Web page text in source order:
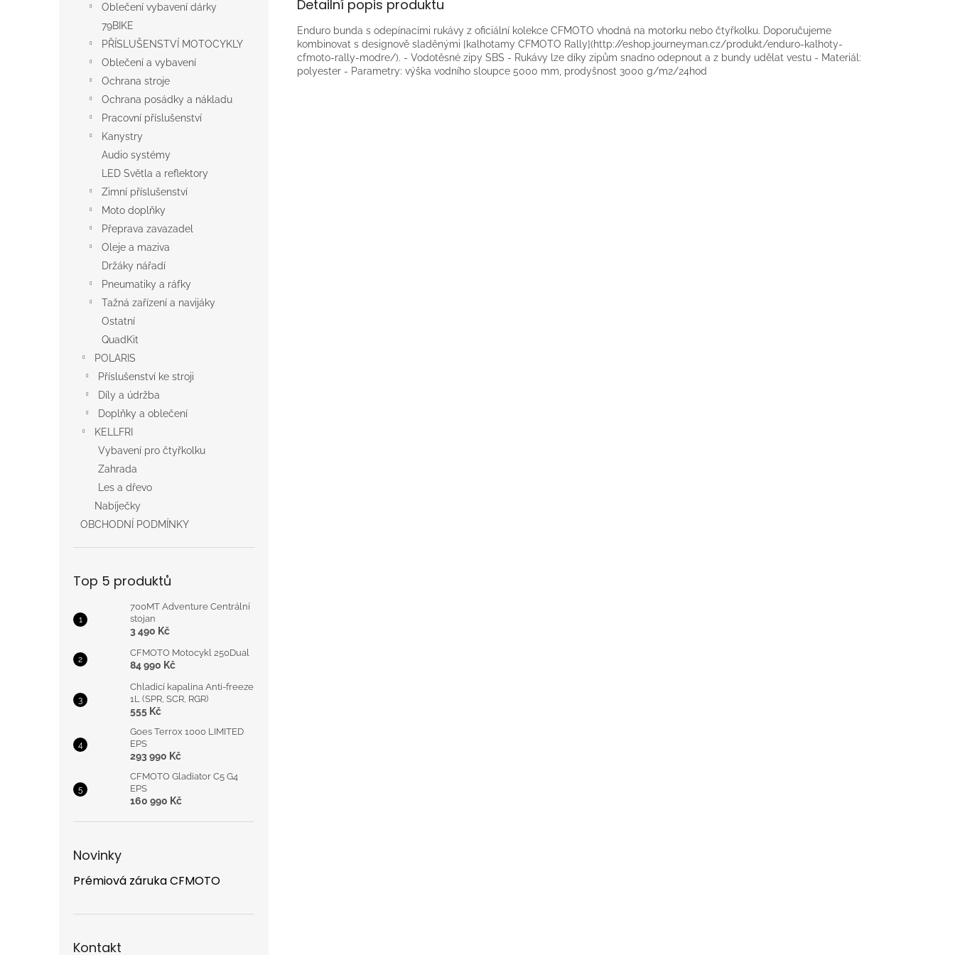
Oblečení vybavení dárky
79BIKE
PŘÍSLUŠENSTVÍ MOTOCYKLY
Oblečení a vybavení
Ochrana stroje
Ochrana posádky a nákladu
Pracovní příslušenství
Kanystry
Audio systémy
LED Světla a reflektory
Zimní příslušenství
Moto doplňky
Přeprava zavazadel
Oleje a maziva
Držáky nářadí
Pneumatiky a ráfky
Tažná zařízení a navijáky
Ostatní
QuadKit
POLARIS
Příslušenství ke stroji
Díly a údržba
Doplňky a oblečení
KELLFRI
Vybavení pro čtyřkolku
Zahrada
Les a dřevo
Nabíječky
OBCHODNÍ PODMÍNKY
Top 5 produktů
700MT Adventure Centrální
stojan
3 490 Kč
CFMOTO Motocykl 250Dual
84 990 Kč
Chladicí kapalina Anti-freeze
1L (SPR, SCR, RGR)
555 Kč
Goes Terrox 1000 LIMITED
EPS
293 990 Kč
CFMOTO Gladiator C5 G4
EPS
160 990 Kč
Novinky
Prémiová záruka CFMOTO
Kontakt
Detailní popis produktu
Enduro bunda s odepínacími rukávy z oficiální kolekce CFMOTO vhodná na motorku nebo čtyřkolku. Doporučujeme
kombinovat s designově sladěnými [kalhotamy CFMOTO Rally](http://eshop.journeyman.cz/produkt/enduro-kalhoty-
cfmoto-rally-modre/). - Vodotěsné zipy SBS - Rukávy lze díky zipům snadno odepnout a z bundy udělat vestu - Materiál:
polyester - Parametry: výška vodního sloupce 5000 mm, prodyšnost 3000 g/m2/24hod